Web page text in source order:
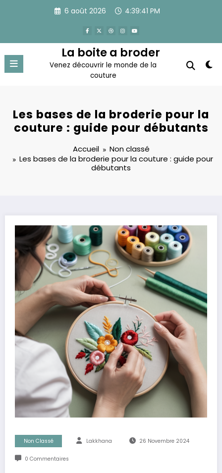
6 août 2026 4:39:42 PM
La boite a broder
Venez découvrir le monde de la
couture
Les bases de la broderie pour la
couture : guide pour débutants
Accueil
Non classé
Les bases de la broderie pour la couture : guide pour
débutants
Non Classé Lakkhana 26 Novembre 2024
0 Commentaires